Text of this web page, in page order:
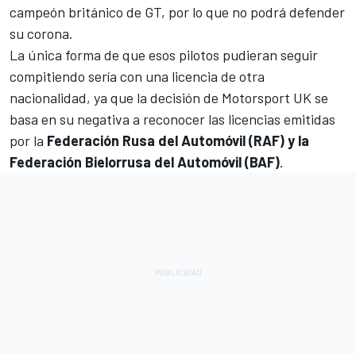
campeón británico de GT, por lo que no podrá defender
su corona.
La única forma de que esos pilotos pudieran seguir
compitiendo sería con una licencia de otra
nacionalidad, ya que la decisión de Motorsport UK se
basa en su negativa a reconocer las licencias emitidas
por la Federación Rusa del Automóvil (RAF) y la
Federación Bielorrusa del Automóvil (BAF).